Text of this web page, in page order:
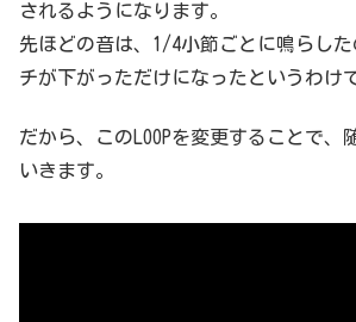
されるようになります。
先ほどの音は、1/4小節ごとに鳴らし
チが下がっただけになったというわけ
だから、このLOOPを変更することで、
いきます。